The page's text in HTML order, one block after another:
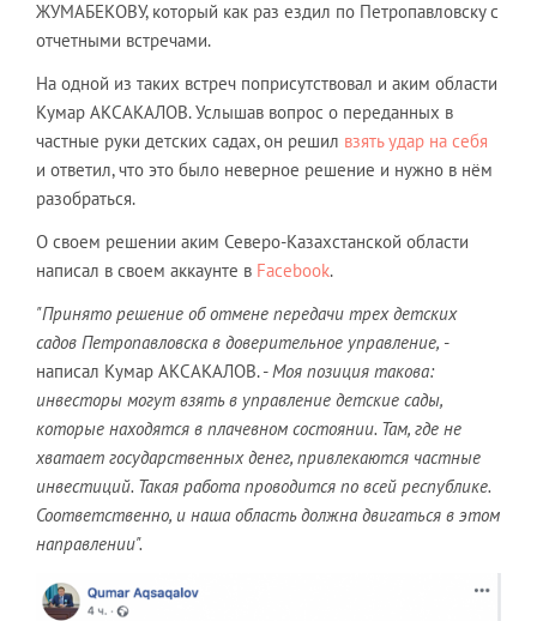
ЖУМАБЕКОВУ, который как раз ездил по Петропавловску с
отчетными встречами.
На одной из таких встреч поприсутствовал и аким области
Кумар АКСАКАЛОВ. Услышав вопрос о переданных в
частные руки детских садах, он решил взять удар на себя
и ответил, что это было неверное решение и нужно в нём
разобраться.
О своем решении аким Северо-Казахстанской области
написал в своем аккаунте в Facebook.
"Принято решение об отмене передачи трех детских
садов Петропавловска в доверительное управление, -
написал Кумар АКСАКАЛОВ. - Моя позиция такова:
инвесторы могут взять в управление детские сады,
которые находятся в плачевном состоянии. Там, где не
хватает государственных денег, привлекаются частные
инвестиций. Такая работа проводится по всей республике.
Соответственно, и наша область должна двигаться в этом
направлении".